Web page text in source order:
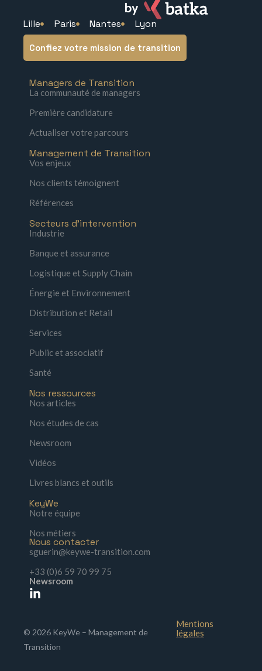
Lille Paris Nantes Lyon
Confiez votre mission de transition
Managers de Transition
La communauté de managers
Première candidature
Actualiser votre parcours
Management de Transition
Vos enjeux
Nos clients témoignent
Références
Secteurs d'intervention
Industrie
Banque et assurance
Logistique et Supply Chain
Énergie et Environnement
Distribution et Retail
Services
Public et associatif
Santé
Nos ressources
Nos articles
Nos études de cas
Newsroom
Vidéos
Livres blancs et outils
KeyWe
Notre équipe
Nos métiers
Nous contacter
sguerin@keywe-transition.com
+33 (0)6 59 70 99 75
Newsroom
© 2026 KeyWe – Management de
Transition
Mentions
légales